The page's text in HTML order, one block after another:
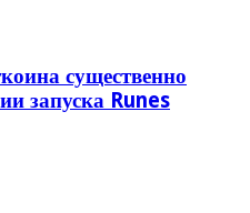
существенно
запуска Runes